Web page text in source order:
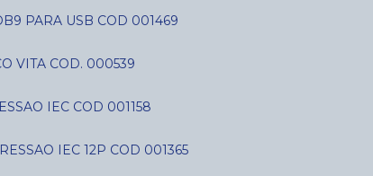
PARA USB COD 001469
VITA COD. 000539
IEC COD 001158
IEC 12P COD 001365